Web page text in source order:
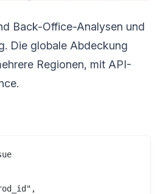
Back-Office-Analysen und
Die globale Abdeckung
Regionen, mit API-